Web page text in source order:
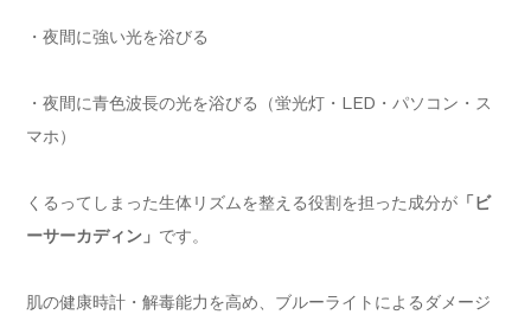
・夜間に強い光を浴びる
・夜間に青色波長の光を浴びる（蛍光灯・LED・パソコン・ス
マホ）
くるってしまった生体リズムを整える役割を担った成分が 「ビ
ーサーカディン」 です。
肌の健康時計・解毒能力を高め、ブルーライトによるダメージ